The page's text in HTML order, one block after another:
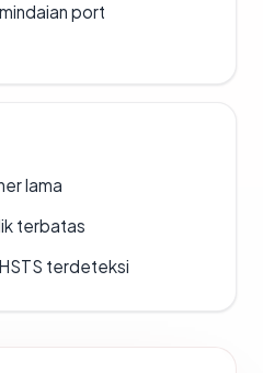
port
lama
terbatas
terdeteksi